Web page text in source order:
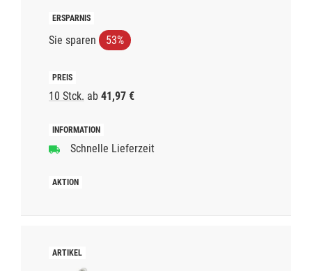
Sie sparen 53%
10 Stck. ab 41,97 €
Schnelle Lieferzeit